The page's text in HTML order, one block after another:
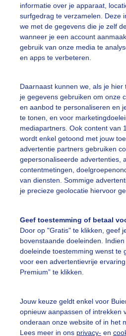
informatie over je apparaat,
surfgedrag te verzamelen. Deze
we met de gegevens die je zelf
wanneer je een account
gebruik van onze media te
en apps te verbeteren.
Daarnaast kunnen we, als je
je gegevens gebruiken om onze
en aanbod te personaliseren en
te tonen, en voor
mediapartners. Ook content van
wordt enkel getoond met jouw
advertentie partners gebruiken
gepersonaliseerde advertenties,
contentmetingen,
van diensten. Sommige
je precieze geolocatie hiervoor
Geef toestemming of betaal
Door op "Gratis" te klikken, geef
bovenstaande doeleinden.
doeleinde toestemming wenst te
voor een advertentievrije
Premium” te klikken.
Jouw keuze geldt enkel voor
opnieuw aanpassen of intrekken
onderaan onze website of in het
Lees meer in ons privacy- en
vanaf de Sacre-Coeure zo'n
Marianne De Blauw-Ganzevles
Zomer Zon
slideshow
vragen